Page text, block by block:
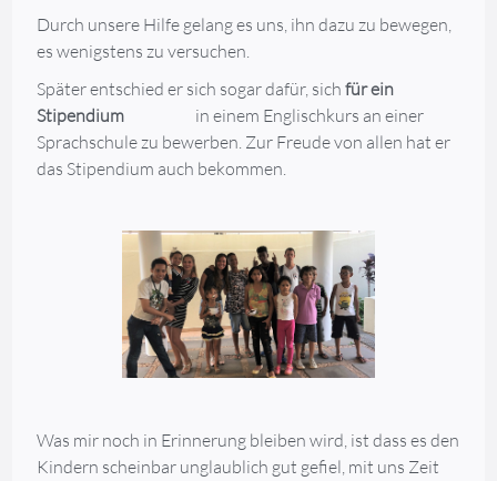
Durch unsere Hilfe gelang es uns, ihn dazu zu bewegen,
es wenigstens zu versuchen.
Später entschied er sich sogar dafür, sichfür ein
Stipendium
in einem Englischkurs an einer
Sprachschule zu bewerben. Zur Freude von allen hat er
das Stipendium auch bekommen.
Was mir noch in Erinnerung bleiben wird, ist dass es den
Kindern scheinbar unglaublich gut gefiel, mit uns Zeit